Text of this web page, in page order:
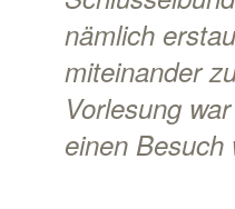
nämlich
miteinander
Vorlesung
einen